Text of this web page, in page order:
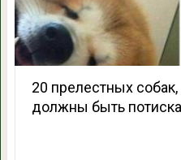
20 прелестных
должны быть